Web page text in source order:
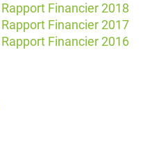
Rapport Financier 2018
Rapport Financier 2017
Rapport Financier 2016